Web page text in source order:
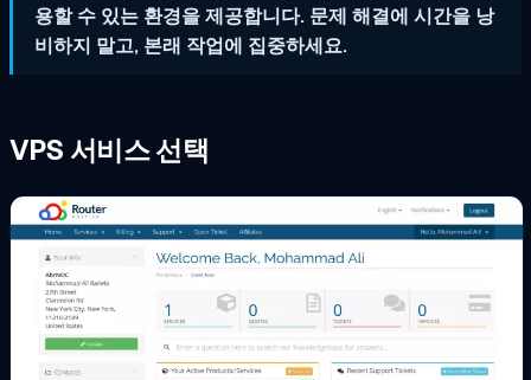
용할 수 있는 환경을 제공합니다. 문제 해결에 시간을 낭
비하지 말고, 본래 작업에 집중하세요.
VPS 서비스 선택